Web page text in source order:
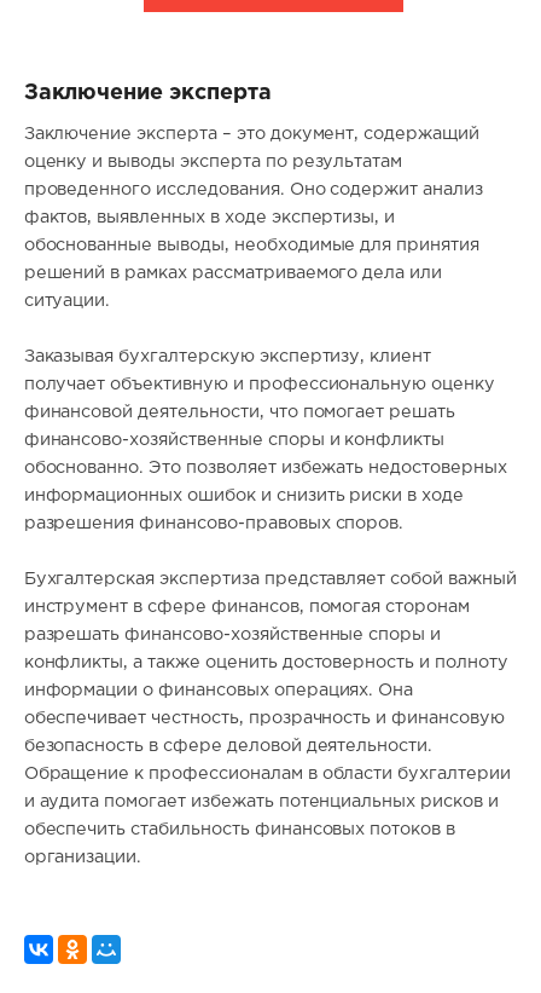
Заключение эксперта
Заключение эксперта – это документ, содержащий
оценку и выводы эксперта по результатам
проведенного исследования. Оно содержит анализ
фактов, выявленных в ходе экспертизы, и
обоснованные выводы, необходимые для принятия
решений в рамках рассматриваемого дела или
ситуации.
Заказывая бухгалтерскую экспертизу, клиент
получает объективную и профессиональную оценку
финансовой деятельности, что помогает решать
финансово-хозяйственные споры и конфликты
обоснованно. Это позволяет избежать недостоверных
информационных ошибок и снизить риски в ходе
разрешения финансово-правовых споров.
Бухгалтерская экспертиза представляет собой важный
инструмент в сфере финансов, помогая сторонам
разрешать финансово-хозяйственные споры и
конфликты, а также оценить достоверность и полноту
информации о финансовых операциях. Она
обеспечивает честность, прозрачность и финансовую
безопасность в сфере деловой деятельности.
Обращение к профессионалам в области бухгалтерии
и аудита помогает избежать потенциальных рисков и
обеспечить стабильность финансовых потоков в
организации.